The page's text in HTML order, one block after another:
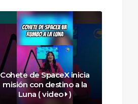
Cohete de SpaceX inicia
misión con destino a la
Luna ( video )